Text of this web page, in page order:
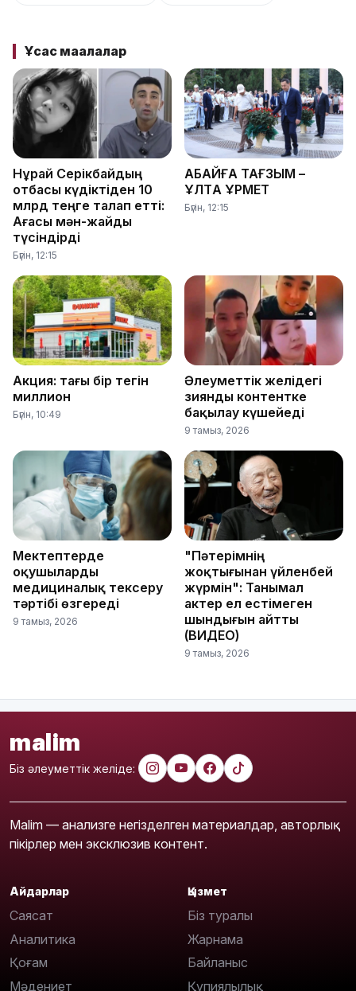
Ұқсас мақалалар
Нұрай Серікбайдың
отбасы күдіктіден 10
млрд теңге талап етті:
Ағасы мән-жайды
түсіндірді
Бүгін, 12:15
АБАЙҒА ТАҒЗЫМ –
ҰЛТҚА ҚҰРМЕТ
Бүгін, 12:15
Акция: тағы бір тегін
миллион
Бүгін, 10:49
Әлеуметтік желідегі
зиянды контентке
бақылау күшейеді
9 тамыз, 2026
Мектептерде
оқушыларды
медициналық тексеру
тәртібі өзгереді
9 тамыз, 2026
"Пәтерімнің
жоқтығынан үйленбей
жүрмін": Танымал
актер ел естімеген
шындығын айтты
(ВИДЕО)
9 тамыз, 2026
malim
Біз әлеуметтік желіде:
Malim — анализге негізделген материалдар, авторлық
пікірлер мен эксклюзив контент.
Айдарлар
Саясат
Аналитика
Қоғам
Мәдениет
Қызмет
Біз туралы
Жарнама
Байланыс
Құпиялылық